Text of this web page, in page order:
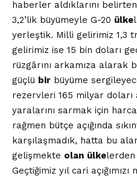
haberler aldıklarını belirten
3,2’lik büyümeyle G-20 ülke
yerleştik. Milli gelirimiz 1,3
gelirimiz ise 15 bin doları
rüzgârını arkamıza alarak
güçlü bir büyüme
rezervleri 165 milyar doları
yaralarını sarmak için
rağmen bütçe açığında
karşılaşmadık, hatta bu
gelişmekte olan ülkelerden
Geçtiğimiz yıl cari